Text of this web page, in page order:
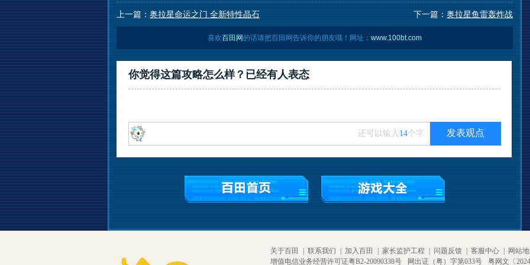
上一篇： 奥拉星命运之门 全新特性晶石 下一篇： 奥拉星鱼雷轰炸战
喜欢百田网 的话请把百田网告诉你的朋友哦！网址： www.100bt.com
你觉得这篇攻略怎么样？已经有人表态
还可以输入 14个字 发表观点
关于百田 联系我们 加入百田 家长监护工程 问题反馈 客服中心 网站
增值电信业务经营许可证粤B2-20090338号
网出证（粤）字第033号 粤网文〔